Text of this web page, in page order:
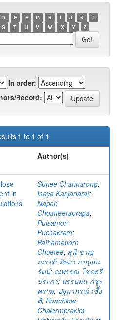
D E F G H I J K
L
S T U V W X Y Z
In order:
Record:
1 to 1 of 1
Author(s)
in
Sunee Channarong;
Isaya Kanjanarat;
Napan
Choatteeraprapa;
Pulsamon
Puchakram;
Pathamaporn
Chuetee; สุนี ชาญ
ณรงค์; อิษยา กาญจน
รัตน์; ณพรรณ โชตธรี
ประภา; พรรษมน ภชูะ
คราม; ปฐมาภรณ์ เชื้อ
ตี; Huachiew
Chalermprakiet